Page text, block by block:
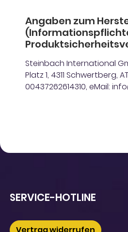
Angaben zum
Steinbach International
Platz 1, 4311 Schwertberg,
00437262614310, eMail:
SERVICE-HOTLINE